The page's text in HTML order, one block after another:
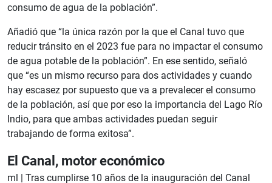
consumo de agua de la población”.
Añadió que “la única razón por la que el Canal tuvo que
reducir tránsito en el 2023 fue para no impactar el consumo
de agua potable de la población”. En ese sentido, señaló
que “es un mismo recurso para dos actividades y cuando
hay escasez por supuesto que va a prevalecer el consumo
de la población, así que por eso la importancia del Lago Río
Indio, para que ambas actividades puedan seguir
trabajando de forma exitosa”.
El Canal, motor económico
ml |
Tras cumplirse 10 años de la inauguración del Canal